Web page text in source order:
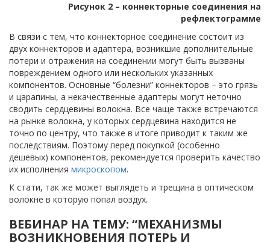
Рисунок 2 – коннекторные соединения на
рефлектограмме
В связи с тем, что коннекторное соединение состоит из
двух коннекторов и адаптера, возникшие дополнительные
потери и отражения на соединении могут быть вызваны
повреждением одного или нескольких указанных
компонентов. Основные “болезни” коннекторов – это грязь
и царапины, а некачественные адаптеры могут неточно
сводить сердцевины волокна. Все чаще также встречаются
на рынке волокна, у которых сердцевина находится не
точно по центру, что также в итоге приводит к таким же
последствиям. Поэтому перед покупкой (особенно
дешевых) компонентов, рекомендуется проверить качество
их исполнения микроскопом.
К стати, так же может выглядеть и трещина в оптическом
волокне в которую попал воздух.
ВЕБИНАР НА ТЕМУ: “МЕХАНИЗМЫ
ВОЗНИКНОВЕНИЯ ПОТЕРЬ И